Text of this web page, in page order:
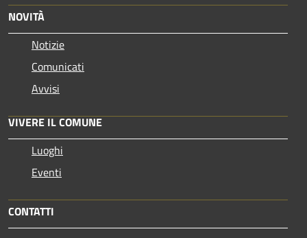
NOVITÀ
Notizie
Comunicati
Avvisi
VIVERE IL COMUNE
Luoghi
Eventi
CONTATTI